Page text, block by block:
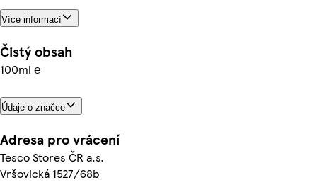
Více informací
Čistý obsah
100ml ℮
Údaje o značce
Adresa pro vrácení
Tesco Stores ČR a.s.
Vršovická 1527/68b